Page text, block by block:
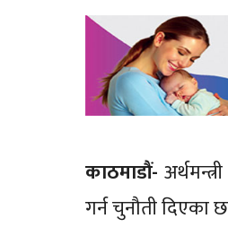
काठमाडौं-
गर्न चुनौती दिएका